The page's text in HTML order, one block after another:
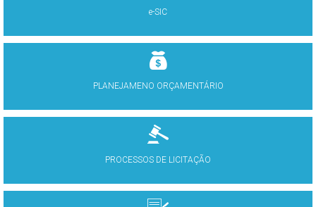
e-SIC
PLANEJAMENO ORÇAMENTÁRIO
PROCESSOS DE LICITAÇÃO